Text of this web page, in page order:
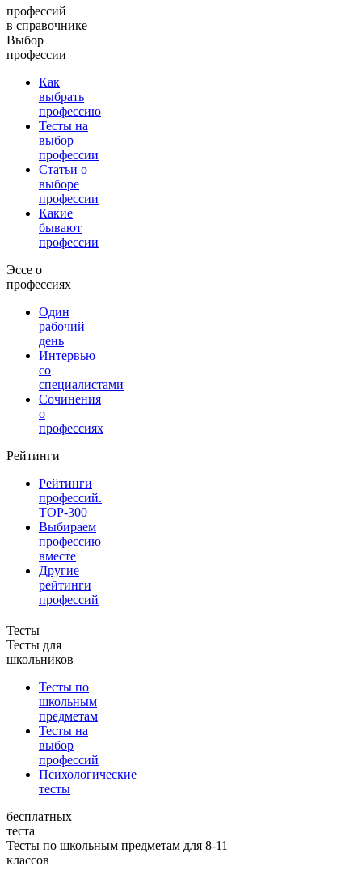
профессий
в справочнике
Выбор
профессии
Как
выбрать
профессию
Тесты на
выбор
профессии
Статьи о
выборе
профессии
Какие
бывают
профессии
Эссе о
профессиях
Один
рабочий
день
Интервью
со
специалистами
Сочинения
о
профессиях
Рейтинги
Рейтинги
профессий.
TOP-300
Выбираем
профессию
вместе
Другие
рейтинги
профессий
Тесты
Тесты для
школьников
Тесты по
школьным
предметам
Тесты на
выбор
профессий
Психологические
тесты
бесплатных
теста
Тесты по школьным предметам для 8-11
классов